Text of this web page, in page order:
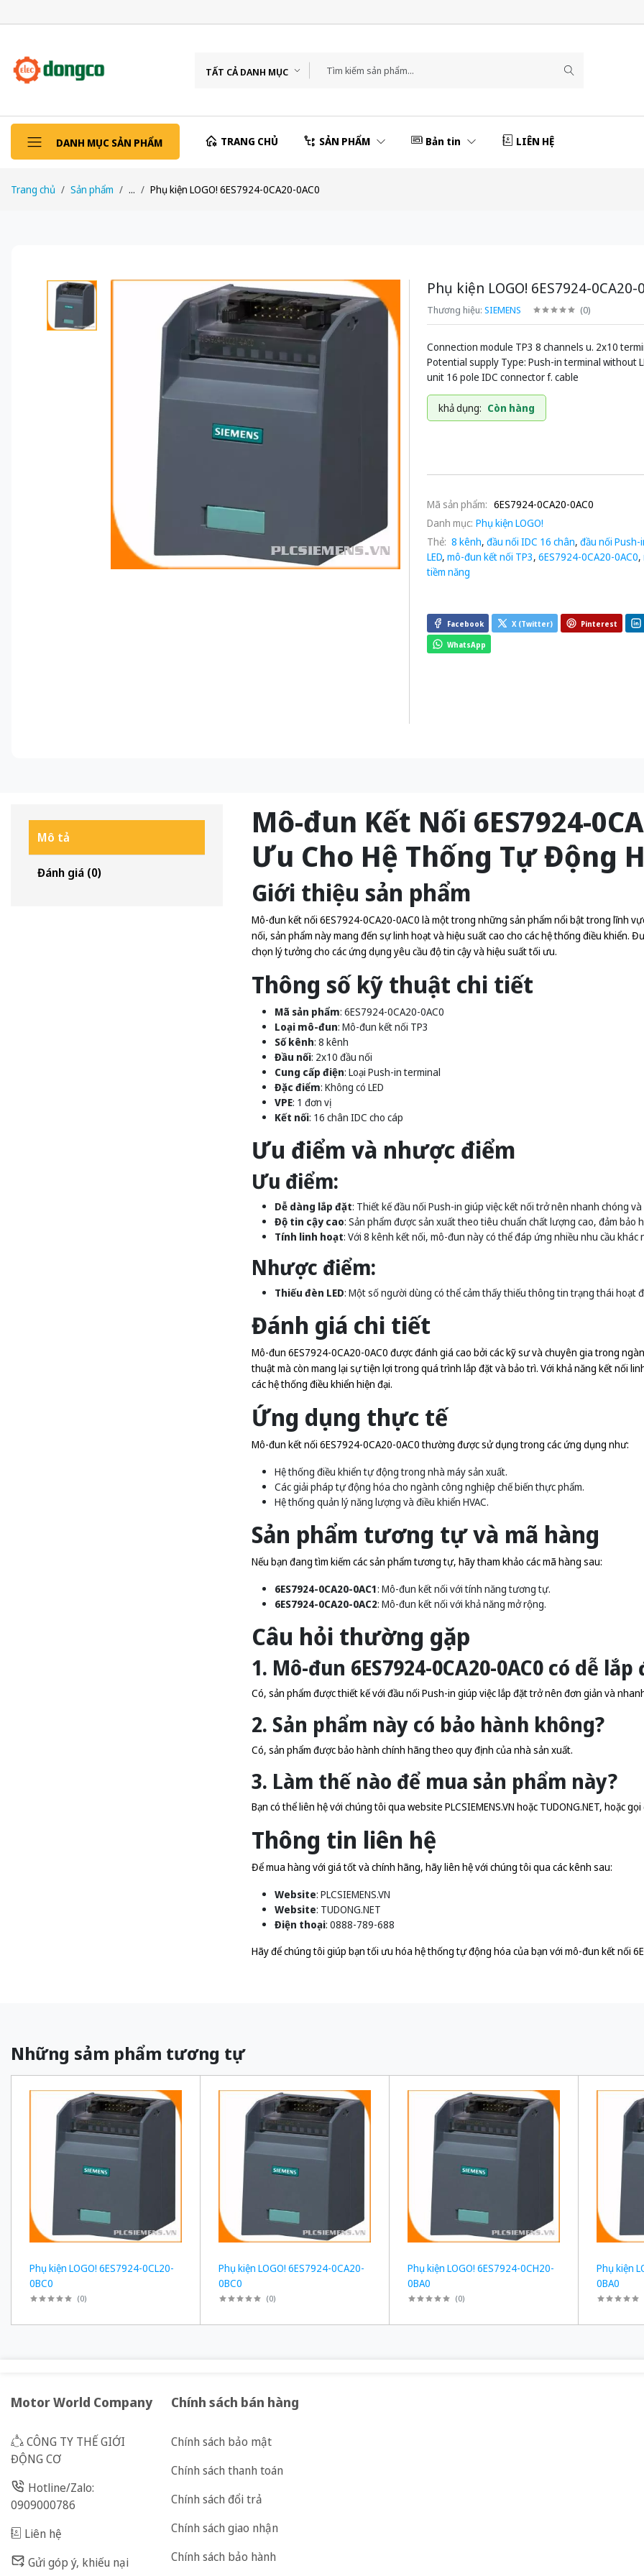
TẤT CẢ DANH MỤC
DANH MỤC SẢN PHẨM TRANG CHỦ SẢN PHẨM Bản tin LIÊN HỆ
Trang chủ Sản phẩm ... Phụ kiện LOGO! 6ES7924-0CA20-0AC0
Phụ kiện LOGO! 6ES7924-0CA20-
Thương hiệu: SIEMENS (0)
Connection module TP3 8 channels u. 2x10
Potential supply Type: Push-in terminal without
unit 16 pole IDC connector f. cable
khả dụng: Còn hàng
Mã sản phẩm: 6ES7924-0CA20-0AC0
Danh mục: Phụ kiện LOGO!
Thẻ: 8 kênh, đầu nối IDC 16 chân, đầu nối Push-
LED, mô-đun kết nối TP3, 6ES7924-0CA20-0AC0,
tiềm năng
Facebook X (Twitter) Pinterest
WhatsApp
Mô tả
Đánh giá (0)
Mô-đun Kết Nối 6ES7924-
Ưu Cho Hệ Thống Tự Động
Giới thiệu sản phẩm
Mô-đun kết nối 6ES7924-0CA20-0AC0 là một trong những sản phẩm nổi bật trong lĩnh
nối, sản phẩm này mang đến sự linh hoạt và hiệu suất cao cho các hệ thống điều khiển.
chọn lý tưởng cho các ứng dụng yêu cầu độ tin cậy và hiệu suất tối ưu.
Thông số kỹ thuật chi tiết
Mã sản phẩm: 6ES7924-0CA20-0AC0
Loại mô-đun: Mô-đun kết nối TP3
Số kênh: 8 kênh
Đầu nối: 2x10 đầu nối
Cung cấp điện: Loại Push-in terminal
Đặc điểm: Không có LED
VPE: 1 đơn vị
Kết nối: 16 chân IDC cho cáp
Ưu điểm và nhược điểm
Ưu điểm:
Dễ dàng lắp đặt: Thiết kế đầu nối Push-in giúp việc kết nối trở nên nhanh chóng
Độ tin cậy cao: Sản phẩm được sản xuất theo tiêu chuẩn chất lượng cao, đảm
Tính linh hoạt: Với 8 kênh kết nối, mô-đun này có thể đáp ứng nhiều nhu cầu
Nhược điểm:
Thiếu đèn LED: Một số người dùng có thể cảm thấy thiếu thông tin trạng thái hoạt
Đánh giá chi tiết
Mô-đun 6ES7924-0CA20-0AC0 được đánh giá cao bởi các kỹ sư và chuyên gia trong
thuật mà còn mang lại sự tiện lợi trong quá trình lắp đặt và bảo trì. Với khả năng kết nối
các hệ thống điều khiển hiện đại.
Ứng dụng thực tế
Mô-đun kết nối 6ES7924-0CA20-0AC0 thường được sử dụng trong các ứng dụng như:
Hệ thống điều khiển tự động trong nhà máy sản xuất.
Các giải pháp tự động hóa cho ngành công nghiệp chế biến thực phẩm.
Hệ thống quản lý năng lượng và điều khiển HVAC.
Sản phẩm tương tự và mã hàng
Nếu bạn đang tìm kiếm các sản phẩm tương tự, hãy tham khảo các mã hàng sau:
6ES7924-0CA20-0AC1: Mô-đun kết nối với tính năng tương tự.
6ES7924-0CA20-0AC2: Mô-đun kết nối với khả năng mở rộng.
Câu hỏi thường gặp
1. Mô-đun 6ES7924-0CA20-0AC0 có dễ
Có, sản phẩm được thiết kế với đầu nối Push-in giúp việc lắp đặt trở nên đơn giản và
2. Sản phẩm này có bảo hành không?
Có, sản phẩm được bảo hành chính hãng theo quy định của nhà sản xuất.
3. Làm thế nào để mua sản phẩm này?
Bạn có thể liên hệ với chúng tôi qua website PLCSIEMENS.VN hoặc TUDONG.NET, hoặc
Thông tin liên hệ
Để mua hàng với giá tốt và chính hãng, hãy liên hệ với chúng tôi qua các kênh sau:
Website: PLCSIEMENS.VN
Website: TUDONG.NET
Điện thoại: 0888-789-688
Hãy để chúng tôi giúp bạn tối ưu hóa hệ thống tự động hóa của bạn với mô-đun kết nối
Những sảm phẩm tương tự
Phụ kiện LOGO! 6ES7924-0CL20-
0BC0
(0)
Phụ kiện LOGO! 6ES7924-0CA20-
0BC0
(0)
Phụ kiện LOGO! 6ES7924-0CH20-
0BA0
(0)
Phụ kiện
0BA0
Motor World Company
CÔNG TY THẾ GIỚI
ĐỘNG CƠ
Hotline/Zalo:
0909000786
Liên hệ
Gửi góp ý, khiếu nại
Chính sách bán hàng
Chính sách bảo mật
Chính sách thanh toán
Chính sách đổi trả
Chính sách giao nhận
Chính sách bảo hành